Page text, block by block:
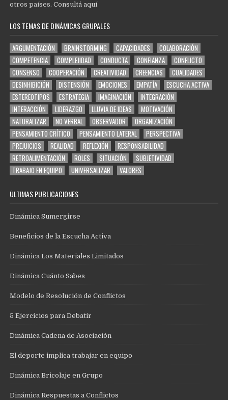
otros países.Consultá aquí
LOS TEMAS DE DINÁMICAS GRUPALES
ARGUMENTACIÓN BRAINSTORMING CAPACIDADES
COLABORACIÓN
COMPETENCIA
COMPLEJIDAD CONDUCTA CONFIANZA
CONFLICTO
CONSENSO
COOPERACIÓN CREATIVIDAD CREENCIAS
CUALIDADES
DESINHIBICIÓN
DISTENSIÓN EMOCIONES EMPATÍA
ESCUCHA ACTIVA
ESTEREOTIPOS
ESTRATEGIA IMAGINACIÓN
INTEGRACIÓN
INTERACCIÓN
LIDERAZGO LLUVIA DE IDEAS
MOTIVACIÓN
NATURALIZAR
NO VERBAL OBSERVADOR
ORGANIZACIÓN
PENSAMIENTO CRÍTICO
PENSAMIENTO LATERAL
PERSPECTIVA
PREJUICIOS
REALIDAD REFLEXIÓN
RESPONSABILIDAD
RETROALIMENTACIÓN
ROLES SITUACIÓN
SUBJETIVIDAD
TRABAJO EN EQUIPO
UNIVERSALIZAR VALORES
ÚLTIMAS PUBLICACIONES
Dinámica Sumergirse
Beneficios de la Escucha Activa
Dinámica Los Materiales Limitados
Dinámica Cuánto Sabes
Modelo de Resolución de Conflictos
5 Ejercicios para Debatir
Dinámica Cadena de Asociación
El deporte implica trabajar en equipo
Dinámica Bricolaje en Grupo
Dinámica Respuestas a Conflictos